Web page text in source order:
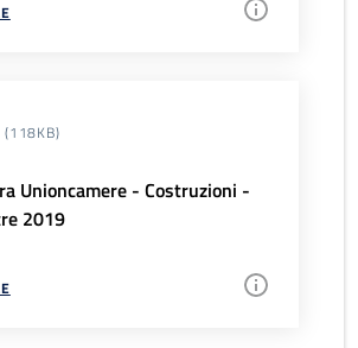
(118KB)
Unioncamere - Costruzioni -
2019